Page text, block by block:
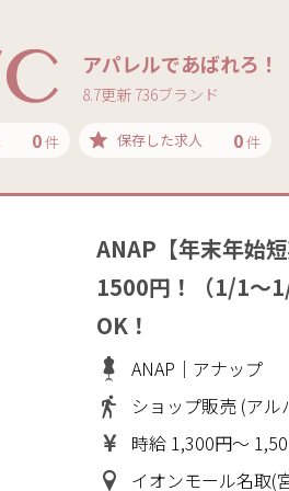
アパレルであばれろ！
8.7更新 736ブランド
0件 保存した求人 0件
ANAP【年末年始
1500円！（1/1～
OK！
ANAP｜アナップ
ショップ販売 (ア
時給 1,300円～
イオンモール名取(